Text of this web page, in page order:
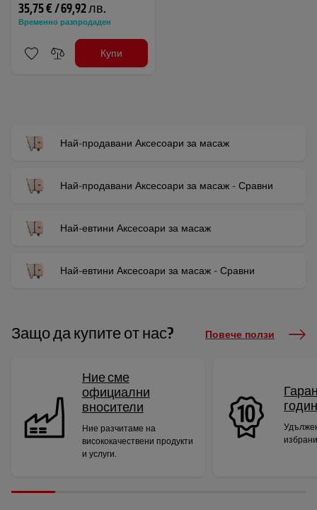
35,75 € / 69,92 лв.
Временно разпродаден
Купи
Най-продавани Аксесоари за масаж
Най-продавани Аксесоари за масаж - Сравни
Най-евтини Аксесоари за масаж
Най-евтини Аксесоари за масаж - Сравни
Защо да купите от нас? Повече ползи
Ние сме
официални
вносители
Ние разчитаме на
висококачествени продукти
и услуги.